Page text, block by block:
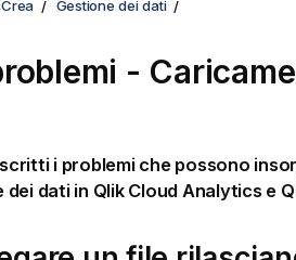
Crea Gestione dei dati
-
i problemi che possono
dei dati in Qlik Cloud Analytics e